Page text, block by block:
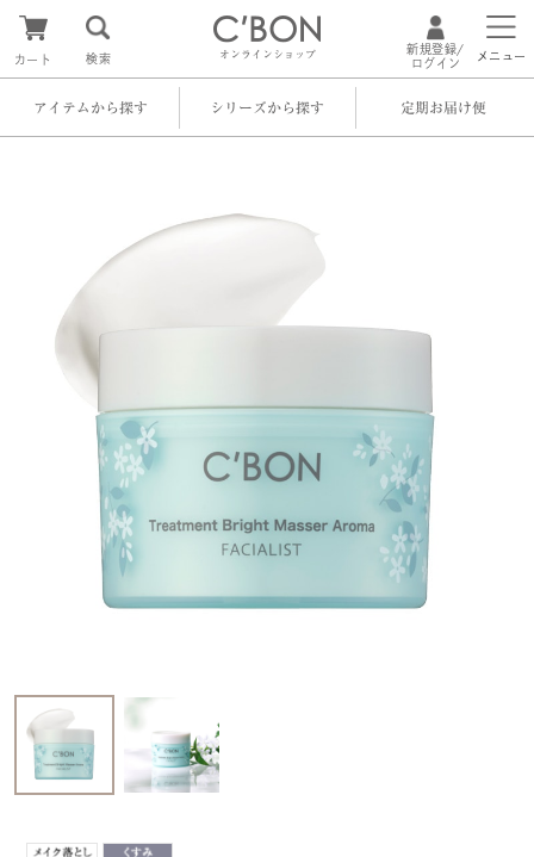
オンラインショップ
カート 検索
新規登録/
ログイン
メニュー
アイテムから探す シリーズから探す 定期お届け便